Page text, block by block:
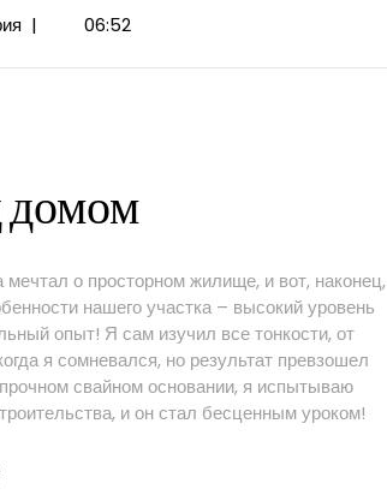
| 06:52
домом
о просторном жилище, и вот, наконец,
нашего участка – высокий уровень
опыт! Я сам изучил все тонкости, от
я сомневался, но результат превзошел
свайном основании, я испытываю
и он стал бесценным уроком!